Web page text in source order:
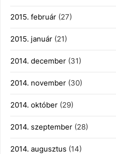
2015. február (27)
2015. január (21)
2014. december (31)
2014. november (30)
2014. október (29)
2014. szeptember (28)
2014. augusztus (14)